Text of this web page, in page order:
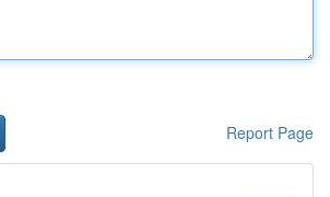
Report Page